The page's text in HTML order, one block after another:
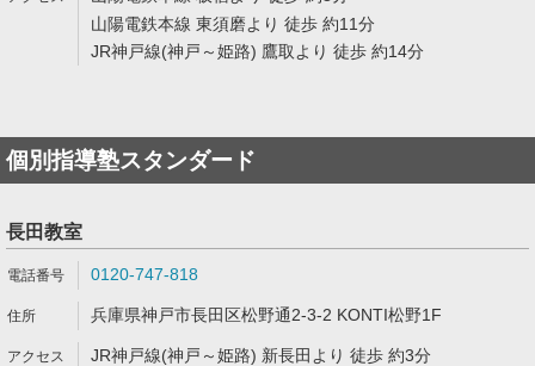
山陽電鉄本線 東須磨より 徒歩 約11分
JR神戸線(神戸～姫路) 鷹取より 徒歩 約14分
個別指導塾スタンダード
長田教室
0120-747-818
兵庫県神戸市長田区松野通2-3-2 KONTI松野1F
JR神戸線(神戸～姫路) 新長田より 徒歩 約3分